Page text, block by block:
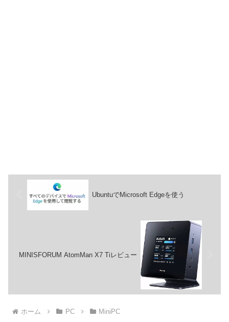
UbuntuでMicrosoft Edgeを使う
MINISFORUM AtomMan X7 Tiレビュー
ホーム PC MiniPC